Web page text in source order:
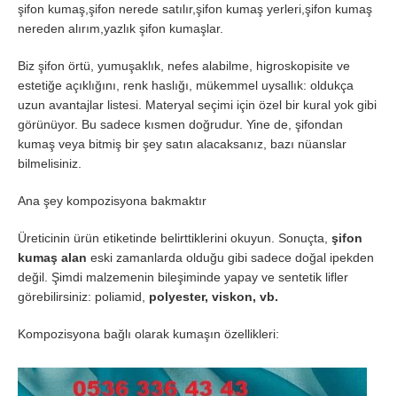
şifon kumaş,şifon nerede satılır,şifon kumaş yerleri,şifon kumaş
nereden alırım,yazlık şifon kumaşlar.
Biz şifon örtü, yumuşaklık, nefes alabilme, higroskopisite ve
estetiğe açıklığını, renk haslığı, mükemmel uysallık: oldukça
uzun avantajlar listesi. Materyal seçimi için özel bir kural yok gibi
görünüyor. Bu sadece kısmen doğrudur. Yine de, şifondan
kumaş veya bitmiş bir şey satın alacaksanız, bazı nüanslar
bilmelisiniz.
Ana şey kompozisyona bakmaktır
Üreticinin ürün etiketinde belirttiklerini okuyun. Sonuçta, şifon
kumaş alan eski zamanlarda olduğu gibi sadece doğal ipekden
değil. Şimdi malzemenin bileşiminde yapay ve sentetik lifler
görebilirsiniz: poliamid, polyester, viskon, vb.
Kompozisyona bağlı olarak kumaşın özellikleri: